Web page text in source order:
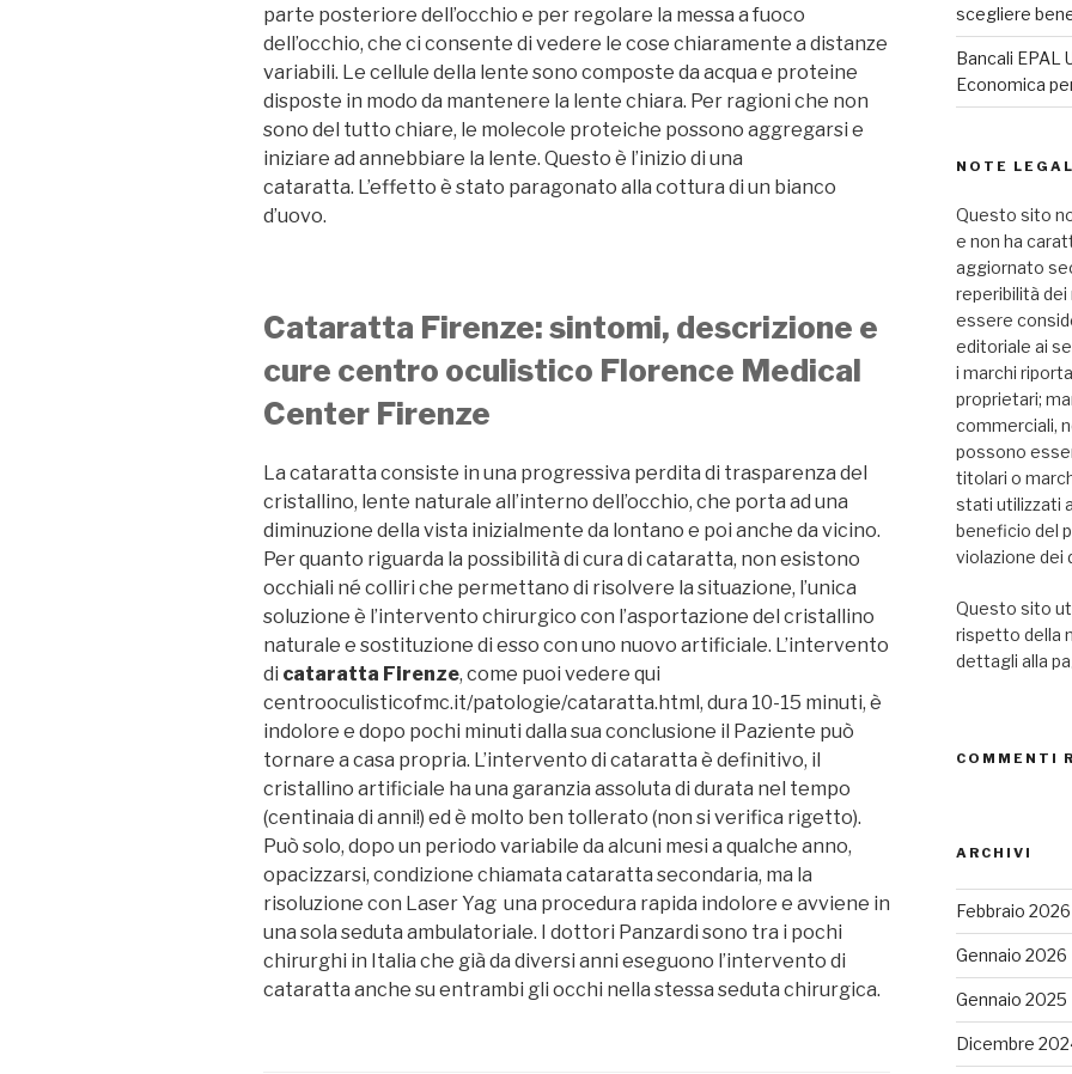
parte posteriore dell’occhio e per regolare la messa a fuoco
dell’occhio, che ci consente di vedere le cose chiaramente a distanze
variabili. Le cellule della lente sono composte da acqua e proteine ​​
disposte in modo da mantenere la lente chiara. Per ragioni che non
sono del tutto chiare, le molecole proteiche possono aggregarsi e
iniziare ad annebbiare la lente. Questo è l’inizio di una
cataratta. L’effetto è stato paragonato alla cottura di un bianco
d’uovo.
Cataratta Firenze: sintomi, descrizione e
cure centro oculistico Florence Medical
Center Firenze
La cataratta consiste in una progressiva perdita di trasparenza del
cristallino, lente naturale all’interno dell’occhio, che porta ad una
diminuzione della vista inizialmente da lontano e poi anche da vicino.
Per quanto riguarda la possibilità di cura di cataratta, non esistono
occhiali né colliri che permettano di risolvere la situazione, l’unica
soluzione è l’intervento chirurgico con l’asportazione del cristallino
naturale e sostituzione di esso con uno nuovo artificiale. L’intervento
di cataratta Firenze, come puoi vedere qui
centrooculisticofmc.it/patologie/cataratta.html, dura 10-15 minuti, è
indolore e dopo pochi minuti dalla sua conclusione il Paziente può
tornare a casa propria. L’intervento di cataratta è definitivo, il
cristallino artificiale ha una garanzia assoluta di durata nel tempo
(centinaia di anni!) ed è molto ben tollerato (non si verifica rigetto).
Può solo, dopo un periodo variabile da alcuni mesi a qualche anno,
opacizzarsi, condizione chiamata cataratta secondaria, ma la
risoluzione con Laser Yag una procedura rapida indolore e avviene in
una sola seduta ambulatoriale. I dottori Panzardi sono tra i pochi
chirurghi in Italia che già da diversi anni eseguono l’intervento di
cataratta anche su entrambi gli occhi nella stessa seduta chirurgica.
scegliere
Bancali EPAL
Economica
NOTE
Questo sito
e non ha
aggiornato
reperibilità
essere
editoriale ai
i marchi
proprietari;
commerciali,
possono
titolari o
stati utilizzati
beneficio del
violazione dei
Questo sito
rispetto della
dettagli alla
COMMENTI
ARCHIVI
Febbraio 2026
Gennaio 2026
Gennaio 2025
Dicembre